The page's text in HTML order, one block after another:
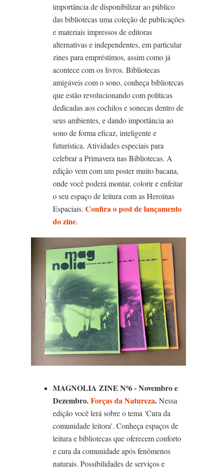
importância de disponibilizar ao público
das bibliotecas uma coleção de publicações
e materiais impressos de editoras
alternativas e independentes, em particular
zines para empréstimos, assim como já
acontece com os livros. Bibliotecas
amigáveis com o sono, conheça bibliotecas
que estão revolucionando com políticas
dedicadas aos cochilos e sonecas dentro de
seus ambientes, e dando importância ao
sono de forma eficaz, inteligente e
futurística. Atividades especiais para
celebrar a Primavera nas Bibliotecas. A
edição vem com um poster muito bacana,
onde você poderá montar, colorir e enfeitar
o seu espaço de leitura com as Heroínas
Espaciais. Confira o post de lançamento
do zine.
MAGNOLIA ZINE Nº6 - Novembro e
Dezembro.Forças da Natureza.Nessa
edição você lerá sobre o tema 'Cura da
comunidade leitora'. Conheça espaços de
leitura e bibliotecas que oferecem conforto
e cura da comunidade após fenômenos
naturais. Possibilidades de serviços e